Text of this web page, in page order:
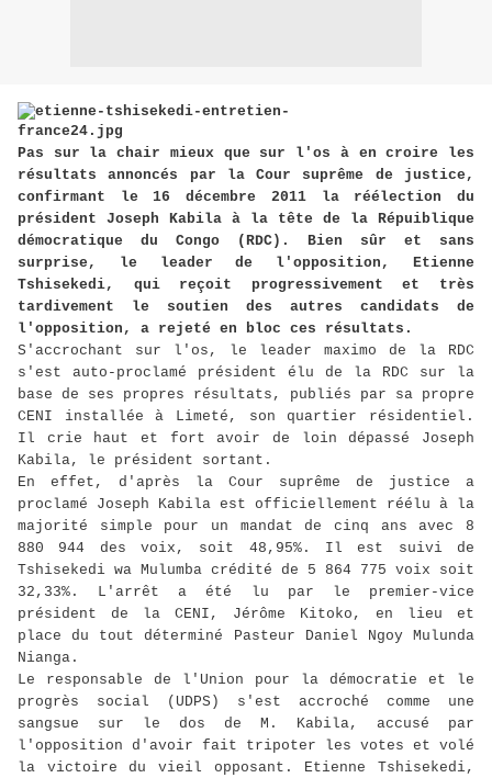
Pas sur la chair mieux que sur l'os à en croire les
résultats annoncés par la Cour suprême de justice,
confirmant le 16 décembre 2011 la réélection du
président Joseph Kabila à la tête de la Répuiblique
démocratique du Congo (RDC). Bien sûr et sans
surprise, le leader de l'opposition, Etienne
Tshisekedi, qui reçoit progressivement et très
tardivement le soutien des autres candidats de
l'opposition, a rejeté en bloc ces résultats.
S'accrochant sur l'os, le leader maximo de la RDC
s'est auto-proclamé président élu de la RDC sur la
base de ses propres résultats, publiés par sa propre
CENI installée à Limeté, son quartier résidentiel.
Il crie haut et fort avoir de loin dépassé Joseph
Kabila, le président sortant.
En effet, d'après la Cour suprême de justice a
proclamé Joseph Kabila est officiellement réélu à la
majorité simple pour un mandat de cinq ans avec 8
880 944 des voix, soit 48,95%. Il est suivi de
Tshisekedi wa Mulumba crédité de 5 864 775 voix soit
32,33%. L'arrêt a été lu par le premier-vice
président de la CENI, Jérôme Kitoko, en lieu et
place du tout déterminé Pasteur Daniel Ngoy Mulunda
Nianga.
Le responsable de l'Union pour la démocratie et le
progrès social (UDPS) s'est accroché comme une
sangsue sur le dos de M. Kabila, accusé par
l'opposition d'avoir fait tripoter les votes et volé
la victoire du vieil opposant. Etienne Tshisekedi,